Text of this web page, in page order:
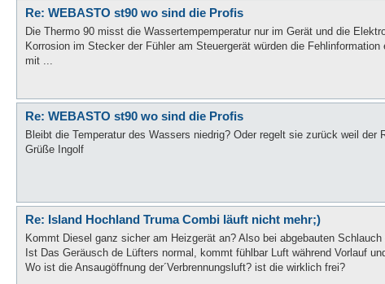
Re: WEBASTO st90 wo sind die Profis
Die Thermo 90 misst die Wassertempemperatur nur im Gerät und die
Korrosion im Stecker der Fühler am Steuergerät würden die
mit ...
Re: WEBASTO st90 wo sind die Profis
Bleibt die Temperatur des Wassers niedrig? Oder regelt sie zurück weil der
Grüße Ingolf
Re: Island Hochland Truma Combi läuft nicht mehr;)
Kommt Diesel ganz sicher am Heizgerät an? Also bei abgebauten Schlauch
Ist Das Geräusch de Lüfters normal, kommt fühlbar Luft während Vorlauf
Wo ist die Ansaugöffnung der´Verbrennungsluft? ist die wirklich frei?